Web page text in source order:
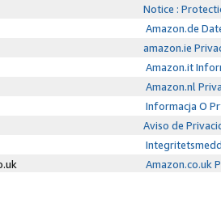
Notice :
Amazon.de
amazon.ie
Amazon.it
Amazon.nl
Informacja O
Aviso de
Amazon.co.uk